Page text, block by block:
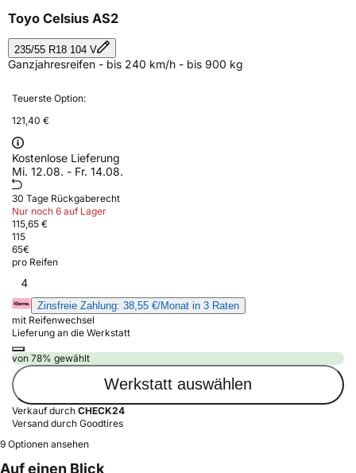
Toyo Celsius AS2
235/55 R18 104 V
Ganzjahresreifen - bis 240 km/h - bis 900 kg
Teuerste Option:
121,40 €
Kostenlose Lieferung
Mi. 12.08. - Fr. 14.08.
30 Tage Rückgaberecht
Nur noch 6 auf Lager
115,65 €
115
65€
pro Reifen
4
Zinsfreie Zahlung: 38,55 €/Monat in 3 Raten
mit Reifenwechsel
Lieferung an die Werkstatt
von 78% gewählt
Werkstatt auswählen
Verkauf durch CHECK24
Versand durch Goodtires
9 Optionen ansehen
Auf einen Blick